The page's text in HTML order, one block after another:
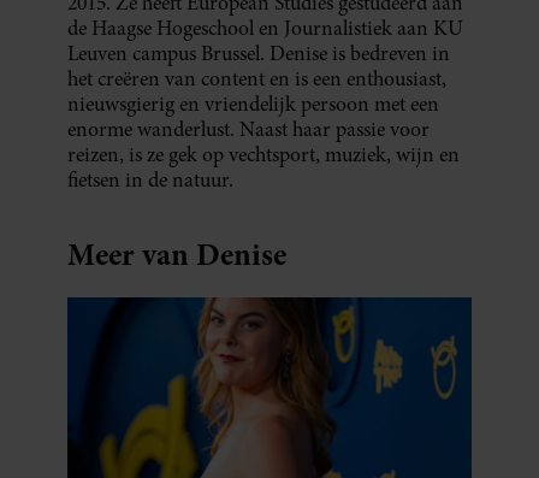
de Haagse Hogeschool en Journalistiek aan KU
Leuven campus Brussel. Denise is bedreven in
het creëren van content en is een enthousiast,
nieuwsgierig en vriendelijk persoon met een
enorme wanderlust. Naast haar passie voor
reizen, is ze gek op vechtsport, muziek, wijn en
fietsen in de natuur.
Meer van Denise